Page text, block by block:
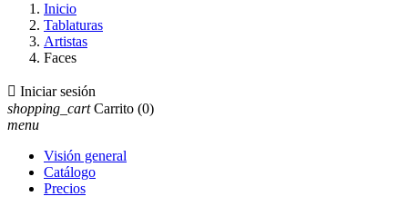
Inicio
Tablaturas
Artistas
Faces
 Iniciar sesión
shopping_cart Carrito (0)
menu
Visión general
Catálogo
Precios